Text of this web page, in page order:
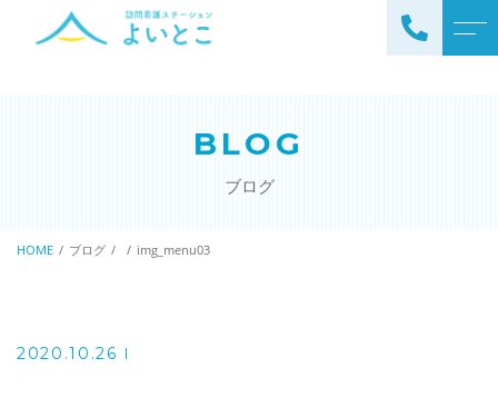
ステーションについて
訪問看護の流れ
BLOG
ブログ
HOME ブログ img_menu03
2020.10.26